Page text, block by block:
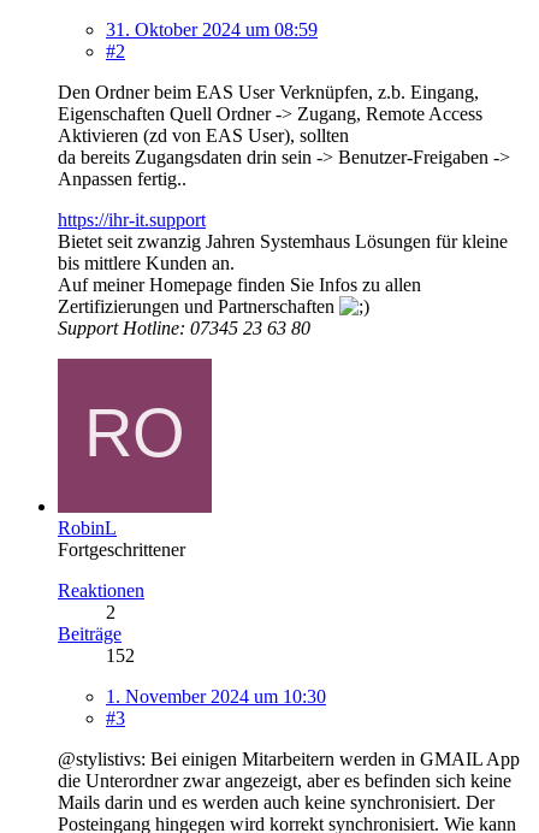
31. Oktober 2024 um 08:59
#2
Den Ordner beim EAS User Verknüpfen, z.b. Eingang,
Eigenschaften Quell Ordner -> Zugang, Remote Access
Aktivieren (zd von EAS User), sollten
da bereits Zugangsdaten drin sein -> Benutzer-Freigaben ->
Anpassen fertig..
https://ihr-it.support
Bietet seit zwanzig Jahren Systemhaus Lösungen für kleine
bis mittlere Kunden an.
Auf meiner Homepage finden Sie Infos zu allen
Zertifizierungen und Partnerschaften
Support Hotline: 07345 23 63 80
RobinL
Fortgeschrittener
Reaktionen
2
Beiträge
152
1. November 2024 um 10:30
#3
@stylistivs: Bei einigen Mitarbeitern werden in GMAIL App
die Unterordner zwar angezeigt, aber es befinden sich keine
Mails darin und es werden auch keine synchronisiert. Der
Posteingang hingegen wird korrekt synchronisiert. Wie kann